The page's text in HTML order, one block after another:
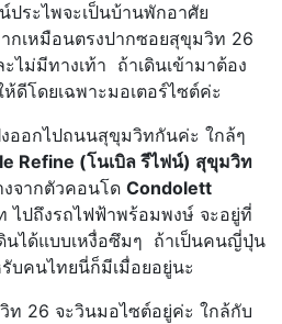
ระไพจะเป็นบ้านพักอาศัย
กเหมือนตรงปากซอยสุขุมวิท 26
ไม่มีทางเท้า ถ้าเดินเข้ามาต้อง
ดีโดยเฉพาะมอเตอร์ไซต์ค่ะ
ออกไปถนนสุขุมวิทกันค่ะ ใกล้ๆ
Refine (โนเบิล รีไฟน์) สุขุมวิท
งจากตัวคอนโด Condolett
ไปถึงรถไฟฟ้าพร้อมพงษ์ จะอยู่ที่
นได้แบบเหงื่อซึมๆ ถ้าเป็นคนญี่ปุ่น
บคนไทยนี่ก็มีเมื่อยอยู่นะ
ท 26 จะวินมอไซต์อยู่ค่ะ ใกล้กับ